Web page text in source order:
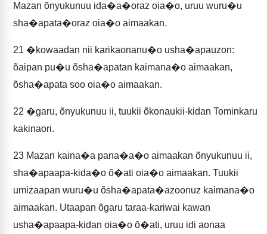
Mazan õnyukunuu ida�a�oraz oia�o, uruu wuru�u
sha�apata�oraz oia�o aimaakan.
21 �kowaadan nii karikaonanu�o usha�apauzon:
õaipan pu�u õsha�apatan kaimana�o aimaakan,
õsha�apata soo oia�o aimaakan.
22 �garu, õnyukunuu ii, tuukii õkonaukii-kidan Tominkaru
kakinaori.
23 Mazan kaina�a pana�a�o aimaakan õnyukunuu ii,
sha�apaapa-kida�o õ�ati oia�o aimaakan. Tuukii
umizaapan wuru�u õsha�apata�azoonuz kaimana�o
aimaakan. Utaapan õgaru taraa-kariwai kawan
usha�apaapa-kidan oia�o õ�ati, uruu idi aonaa